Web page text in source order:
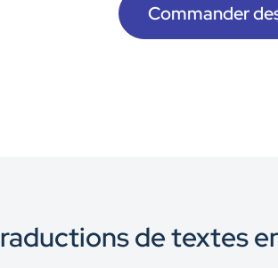
Commander
de textes